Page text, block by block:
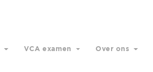
VCA examen Over ons